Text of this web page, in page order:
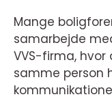
Mange
samarbejde
VVS-firma,
samme person